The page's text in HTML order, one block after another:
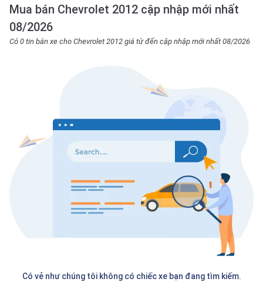
Mua bán Chevrolet 2012 cập nhập mới nhất
08/2026
Có 0 tin bán xe cho Chevrolet 2012 giá từ đến cập nhập mới nhất 08/2026
Có vẻ như chúng tôi không có chiếc xe bạn đang tìm kiếm.